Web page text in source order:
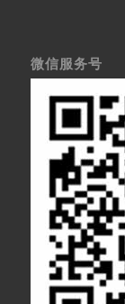
微信服务号